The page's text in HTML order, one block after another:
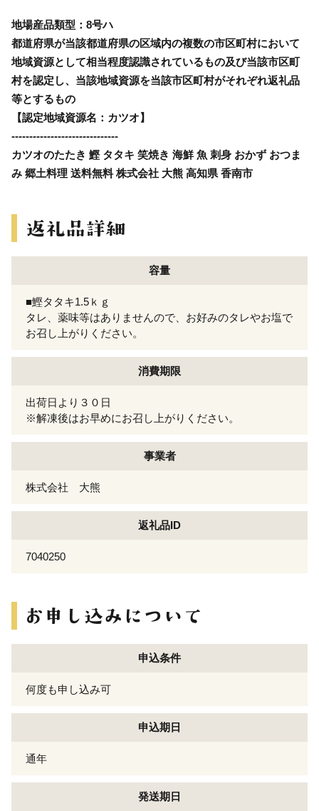
地場産品類型：8号ハ
都道府県が当該都道府県の区域内の複数の市区町村において
地域資源として相当程度認識されているもの及び当該市区町
村を認定し、当該地域資源を当該市区町村がそれぞれ返礼品
等とするもの
【認定地域資源名：カツオ】
------------------------------
カツオのたたき 鰹 タタキ 笑焼き 海鮮 魚 刺身 おかず おつま
み 郷土料理 送料無料 株式会社 大熊 高知県 香南市
容量
■鰹タタキ1.5ｋｇ
タレ、薬味等はありませんので、お好みのタレやお塩で
お召し上がりください。
消費期限
出荷日より３０日
※解凍後はお早めにお召し上がりください。
事業者
株式会社 大熊
返礼品ID
7040250
申込条件
何度も申し込み可
申込期日
通年
発送期日